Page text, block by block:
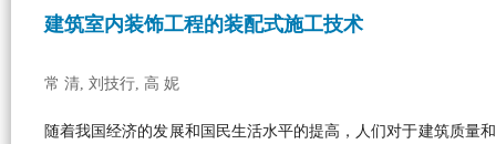
建筑室内装饰工程的装配式施工技术
常 清, 刘技行, 高 妮
随着我国经济的发展和国民生活水平的提高，人们对于建筑质量